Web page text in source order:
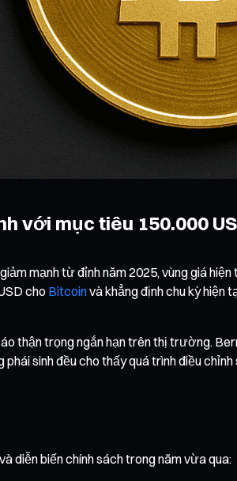
với mục tiêu 150.000
mạnh từ đỉnh năm 2025, vùng giá
cho Bitcoinvà khẳng định chu kỳ hiện
thận trọng ngắn hạn trên thị trường.
sinh đều cho thấy quá trình điều
diễn biến chính sách trong năm vừa qua: